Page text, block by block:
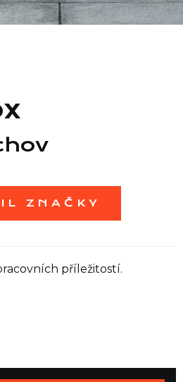
prodejen
ZNAČKY
příležitostí.